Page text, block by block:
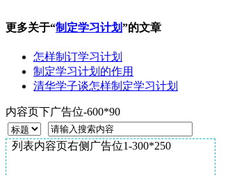
更多关于“制定学习计划”的文章
怎样制订学习计划
制定学习计划的作用
清华学子谈怎样制定学习计划
内容页下广告位-600*90
列表内容页右侧广告位1-300*250